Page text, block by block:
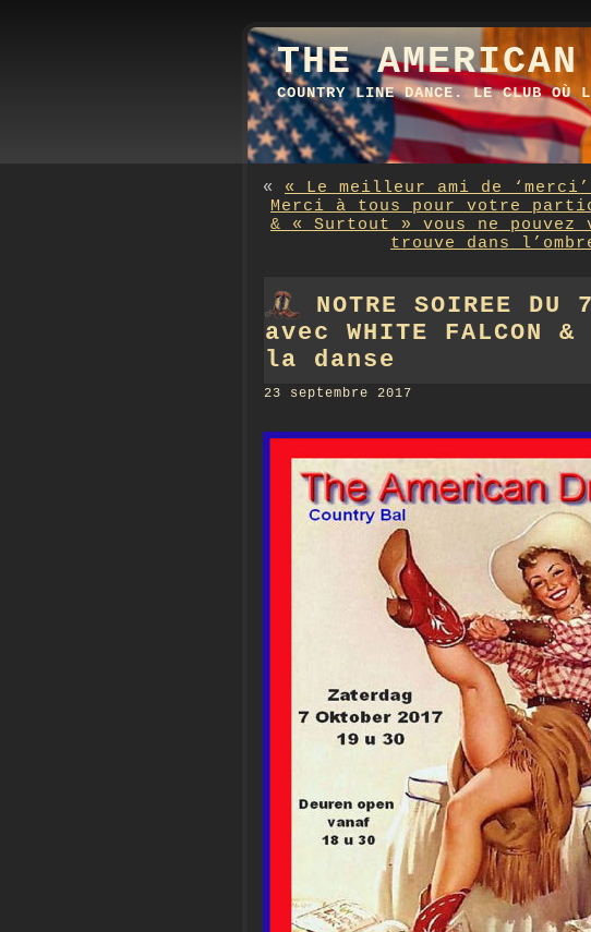
THE AMERICAN
COUNTRY LINE DANCE. LE CLUB OÙ
« « Le meilleur ami de ‘merci’
Merci à tous pour votre
& « Surtout » vous ne
trouve dans
NOTRE SOIREE
avec WHITE FALCON
la danse
23 septembre 2017